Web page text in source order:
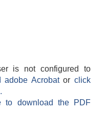
is not configured to
adobe Acrobatorclick
to download the PDF